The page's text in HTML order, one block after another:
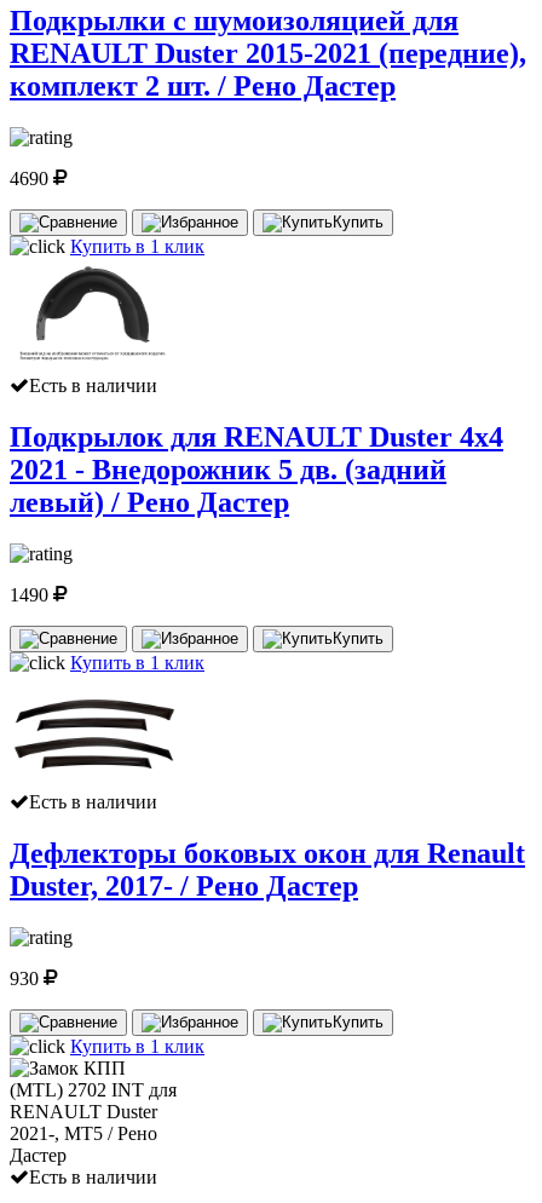
Подкрылки с шумоизоляцией для
RENAULT Duster 2015-2021 (передние),
комплект 2 шт. / Рено Дастер
4690
Купить
Купить в 1 клик
Есть в наличии
Подкрылок для RENAULT Duster 4х4
2021 - Внедорожник 5 дв. (задний
левый) / Рено Дастер
1490
Купить
Купить в 1 клик
Есть в наличии
Дефлекторы боковых окон для Renault
Duster, 2017- / Рено Дастер
930
Купить
Купить в 1 клик
Есть в наличии